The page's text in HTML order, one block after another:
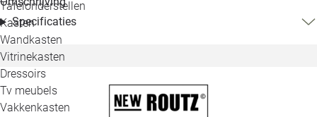
Tafelonderstellen
Kasten
Wandkasten
Vitrinekasten
Dressoirs
Tv meubels
Vakkenkasten
Specificaties